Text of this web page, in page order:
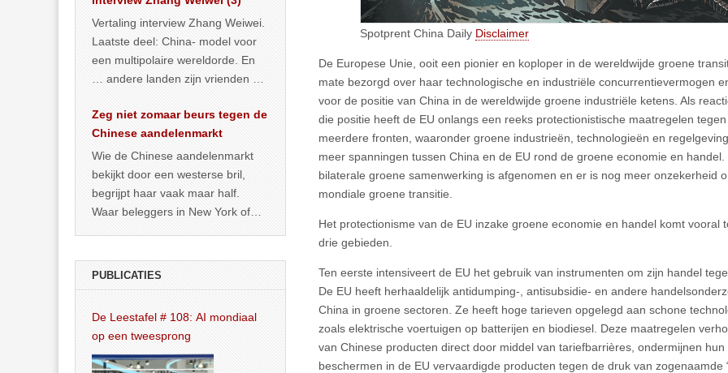
Spotprent China Daily Disclaimer
De Europese Unie, ooit een pionier en koploper in de wereldwijde groene
mate bezorgd over haar technologische en industriële concurrentievermogen
voor de positie van China in de wereldwijde groene industriële ketens. Als
die positie heeft de EU onlangs een reeks protectionistische maatregelen
meerdere fronten, waaronder groene industrieën, technologieën en
meer spanningen tussen China en de EU rond de groene economie en
bilaterale groene samenwerking is afgenomen en er is nog meer onzekerheid
mondiale groene transitie.
Het protectionisme van de EU inzake groene economie en handel komt vooral
drie gebieden.
Ten eerste intensiveert de EU het gebruik van instrumenten om zijn handel
De EU heeft herhaaldelijk antidumping-, antisubsidie- en andere
China in groene sectoren. Ze heeft hoge tarieven opgelegd aan schone
zoals elektrische voertuigen op batterijen en biodiesel. Deze maatregelen
van Chinese producten direct door middel van tariefbarrières, ondermijnen
beschermen in de EU vervaardigde producten tegen de druk van zogenaamde
Vertaling interview Zhang Weiwei.
Laatste deel: China- model voor
een multipolaire wereldorde. En
… andere landen zijn vrienden of
Zeg niet zomaar beurs tegen de
Chinese aandelenmarkt
Wie de Chinese aandelenmarkt
bekijkt door een westerse bril,
begrijpt haar vaak maar half.
Waar beleggers in New York of
PUBLICATIES
De Leestafel # 108: AI mondiaal
op een tweesprong